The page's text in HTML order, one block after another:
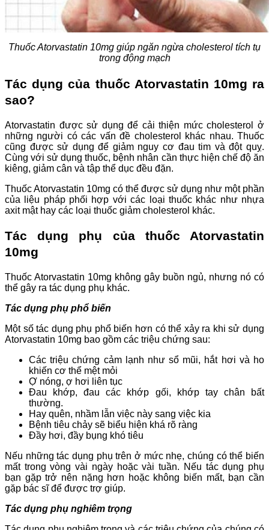
Thuốc Atorvastatin 10mg giúp ngăn ngừa cholesterol tích tụ
trong động mạch
Tác dụng của thuốc Atorvastatin 10mg ra
sao?
Atorvastatin được sử dụng để cải thiện mức cholesterol ở
những người có các vấn đề cholesterol khác nhau. Thuốc
cũng được sử dụng để giảm nguy cơ đau tim và đột quỵ.
Cùng với sử dụng thuốc, bệnh nhân cần thực hiện chế độ ăn
kiêng, giảm cân và tập thể dục đều đặn.
Thuốc Atorvastatin 10mg có thể được sử dụng như một phần
của liệu pháp phối hợp với các loại thuốc khác như nhựa
axit mật hay các loại thuốc giảm cholesterol khác.
Tác dụng phụ của thuốc Atorvastatin
10mg
Thuốc Atorvastatin 10mg không gây buồn ngủ, nhưng nó có
thể gây ra tác dụng phụ khác.
Tác dụng phụ phổ biến
Một số tác dụng phụ phổ biến hơn có thể xảy ra khi sử dụng
Atorvastatin 10mg bao gồm các triệu chứng sau:
Các triệu chứng cảm lạnh như sổ mũi, hắt hơi và ho
khiến cơ thể mệt mỏi
Ợ nóng, ợ hơi liên tục
Đau khớp, đau các khớp gối, khớp tay chân bất
thường.
Hay quên, nhầm lẫn việc này sang việc kia
Bệnh tiêu chảy sẽ biểu hiện khá rõ ràng
Đầy hơi, đầy bụng khó tiêu
Nếu những tác dụng phụ trên ở mức nhẹ, chúng có thể biến
mất trong vòng vài ngày hoặc vài tuần. Nếu tác dụng phụ
bạn gặp trở nên nặng hơn hoặc không biến mất, bạn cần
gặp bác sĩ để được trợ giúp.
Tác dụng phụ nghiêm trọng